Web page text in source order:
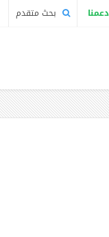
بحث متقدم